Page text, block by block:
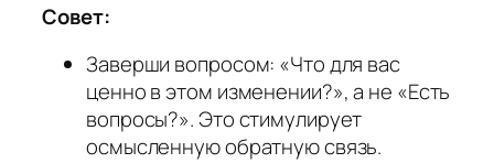
Совет:
Заверши вопросом: «Что для вас
ценно в этом изменении?», а не «Есть
вопросы?». Это стимулирует
осмысленную обратную связь.